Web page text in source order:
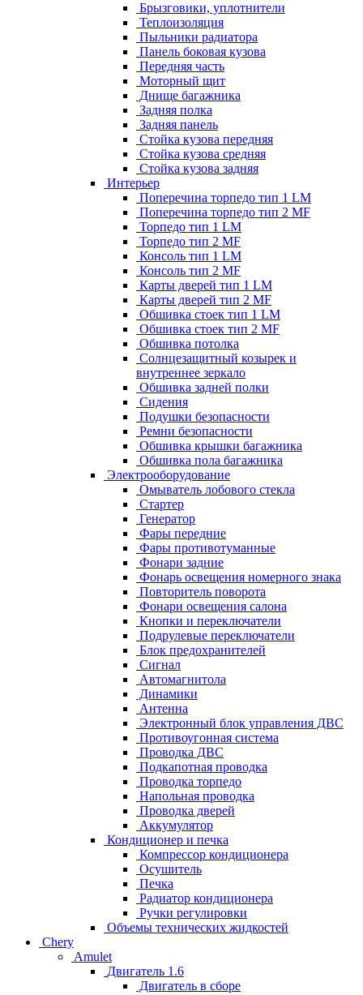
Брызговики, уплотнители
Теплоизоляция
Пыльники радиатора
Панель боковая кузова
Передняя часть
Моторный щит
Днище багажника
Задняя полка
Задняя панель
Стойка кузова передняя
Стойка кузова средняя
Стойка кузова задняя
Интерьер
Поперечина торпедо тип 1 LM
Поперечина торпедо тип 2 MF
Торпедо тип 1 LM
Торпедо тип 2 MF
Консоль тип 1 LM
Консоль тип 2 MF
Карты дверей тип 1 LM
Карты дверей тип 2 MF
Обшивка стоек тип 1 LM
Обшивка стоек тип 2 MF
Обшивка потолка
Солнцезащитный козырек и
внутреннее зеркало
Обшивка задней полки
Сидения
Подушки безопасности
Ремни безопасности
Обшивка крышки багажника
Обшивка пола багажника
Электрооборудование
Омыватель лобового стекла
Стартер
Генератор
Фары передние
Фары противотуманные
Фонари задние
Фонарь освещения номерного знака
Повторитель поворота
Фонари освещения салона
Кнопки и переключатели
Подрулевые переключатели
Блок предохранителей
Сигнал
Автомагнитола
Динамики
Антенна
Электронный блок управления ДВС
Противоугонная система
Проводка ДВС
Подкапотная проводка
Проводка торпедо
Напольная проводка
Проводка дверей
Аккумулятор
Кондиционер и печка
Компрессор кондиционера
Осушитель
Печка
Радиатор кондиционера
Ручки регулировки
Объемы технических жидкостей
Chery
Amulet
Двигатель 1.6
Двигатель в сборе